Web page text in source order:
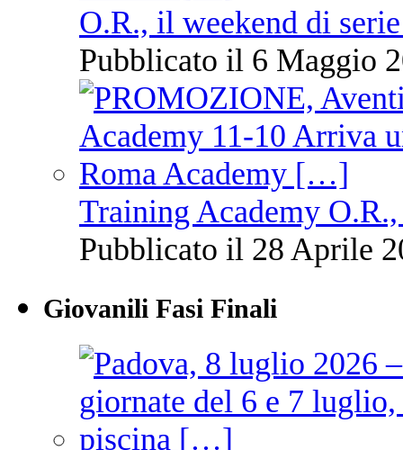
O.R., il weekend di
Pubblicato il 6 Maggio
Training Academy
Pubblicato il 28 Aprile
Giovanili Fasi Finali